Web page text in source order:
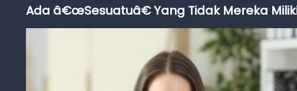
Ada â€œSesuatuâ€ Yang Tidak Mereka